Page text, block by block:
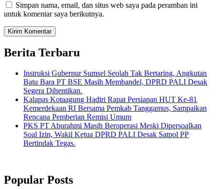
Simpan nama, email, dan situs web saya pada peramban ini
untuk komentar saya berikutnya.
Berita Terbaru
Instruksi Gubernur Sumsel Seolah Tak Bertaring, Angkutan
Batu Bara PT BSE Masih Membandel, DPRD PALI Desak
Segera Dihentikan.
Kalapas Kotaagung Hadiri Rapat Persiapan HUT Ke-81
Kemerdekaan RI Bersama Pemkab Tanggamus, Sampaikan
Rencana Pemberian Remisi Umum
PKS PT Aburahmi Masih Beroperasi Meski Dipersoalkan
Soal Izin, Wakil Ketua DPRD PALI Desak Satpol PP
Bertindak Tegas.
Popular Posts